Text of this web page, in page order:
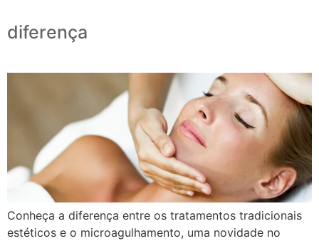
diferença
Conheça a diferença entre os tratamentos tradicionais
estéticos e o microagulhamento, uma novidade no